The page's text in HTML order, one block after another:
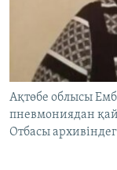
Ақтөбе облысы
пневмониядан
Отбасы